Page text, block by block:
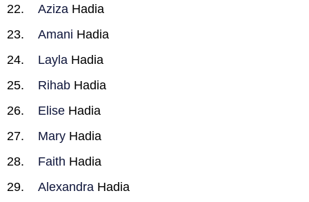
Aziza Hadia
Amani Hadia
Layla Hadia
Rihab Hadia
Elise Hadia
Mary Hadia
Faith Hadia
Alexandra Hadia